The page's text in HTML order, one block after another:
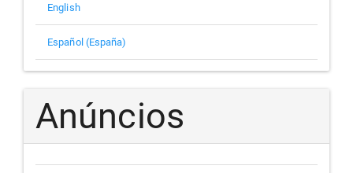
English
Español (España)
Anúncios